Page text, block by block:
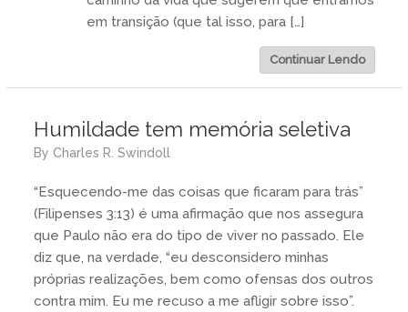
em transição (que tal isso, para […]
Continuar Lendo
Humildade tem memória seletiva
by Charles R. Swindoll
“Esquecendo-me das coisas que ficaram para trás”
(Filipenses 3:13) é uma afirmação que nos assegura
que Paulo não era do tipo de viver no passado. Ele
diz que, na verdade, “eu desconsidero minhas
próprias realizações, bem como ofensas dos outros
contra mim. Eu me recuso a me afligir sobre isso”.